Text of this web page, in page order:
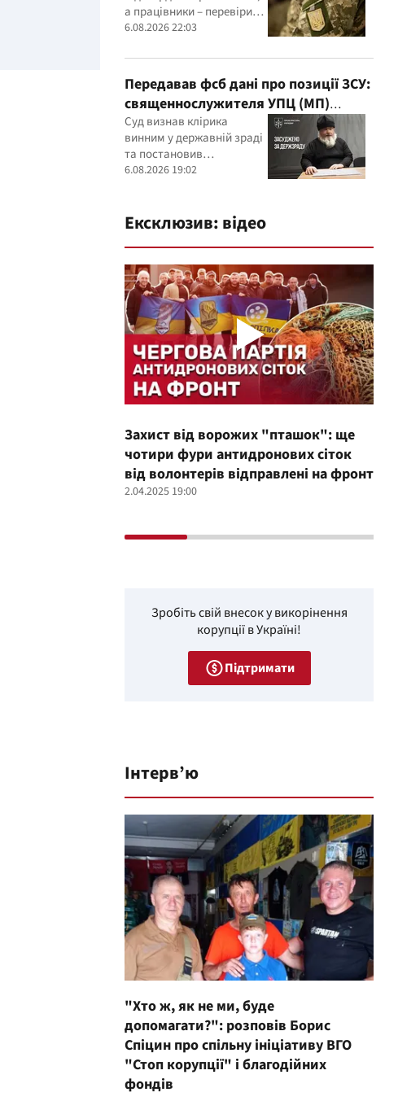
а працівники – перевірити
актуальність даних у
6.08.2026 22:03
Передавав фсб дані про позиції ЗСУ:
священнослужителя УПЦ (МП)
засудили до 15 років
Суд визнав клірика
винним у державній зраді
та постановив
конфіскувати його майно
6.08.2026 19:02
Ексклюзив: відео
Захист від ворожих "пташок": ще
чотири фури антидронових сіток
від волонтерів відправлені на фронт
2.04.2025 19:00
Зробіть свій внесок у викорінення
корупції в Україні!
Підтримати
Інтерв’ю
"Хто ж, як не ми, буде
допомагати?": розповів Борис
Спіцин про спільну ініціативу ВГО
"Стоп корупції" і благодійних
фондів